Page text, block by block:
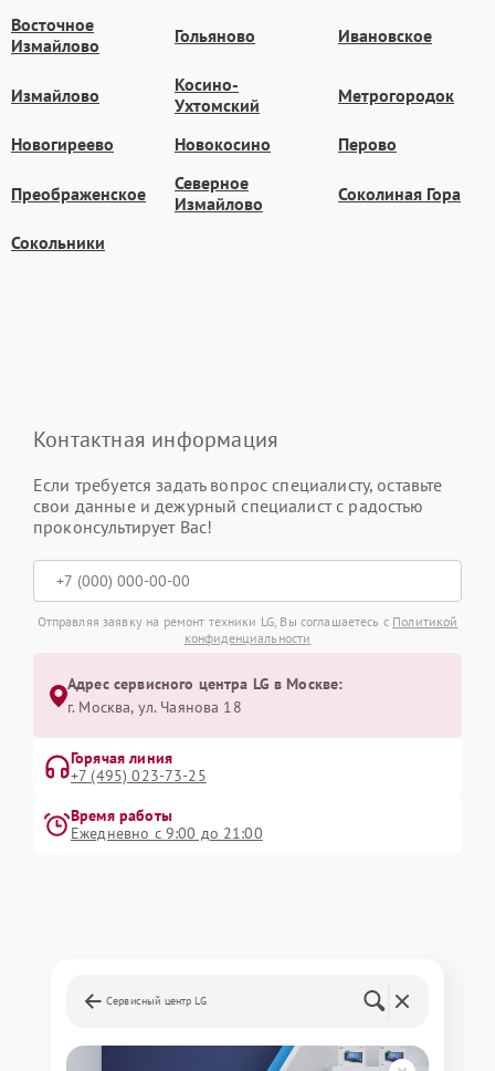
Восточное
Измайлово
Гольяново Ивановское
Измайлово
Косино-
Ухтомский
Метрогородок
Новогиреево Новокосино Перово
Преображенское
Северное
Измайлово
Соколиная Гора
Сокольники
Контактная информация
Если требуется задать вопрос специалисту, оставьте
свои данные и дежурный специалист с радостью
проконсультирует Вас!
Отправляя заявку на ремонт техники LG, Вы соглашаетесь с Политикой
конфиденциальности
Адрес сервисного центра LG в Москве:
г. Москва, ул. Чаянова 18
Горячая линия
+7 (495) 023-73-25
Время работы
Ежедневно с 9:00 до 21:00
Сервисный центр LG